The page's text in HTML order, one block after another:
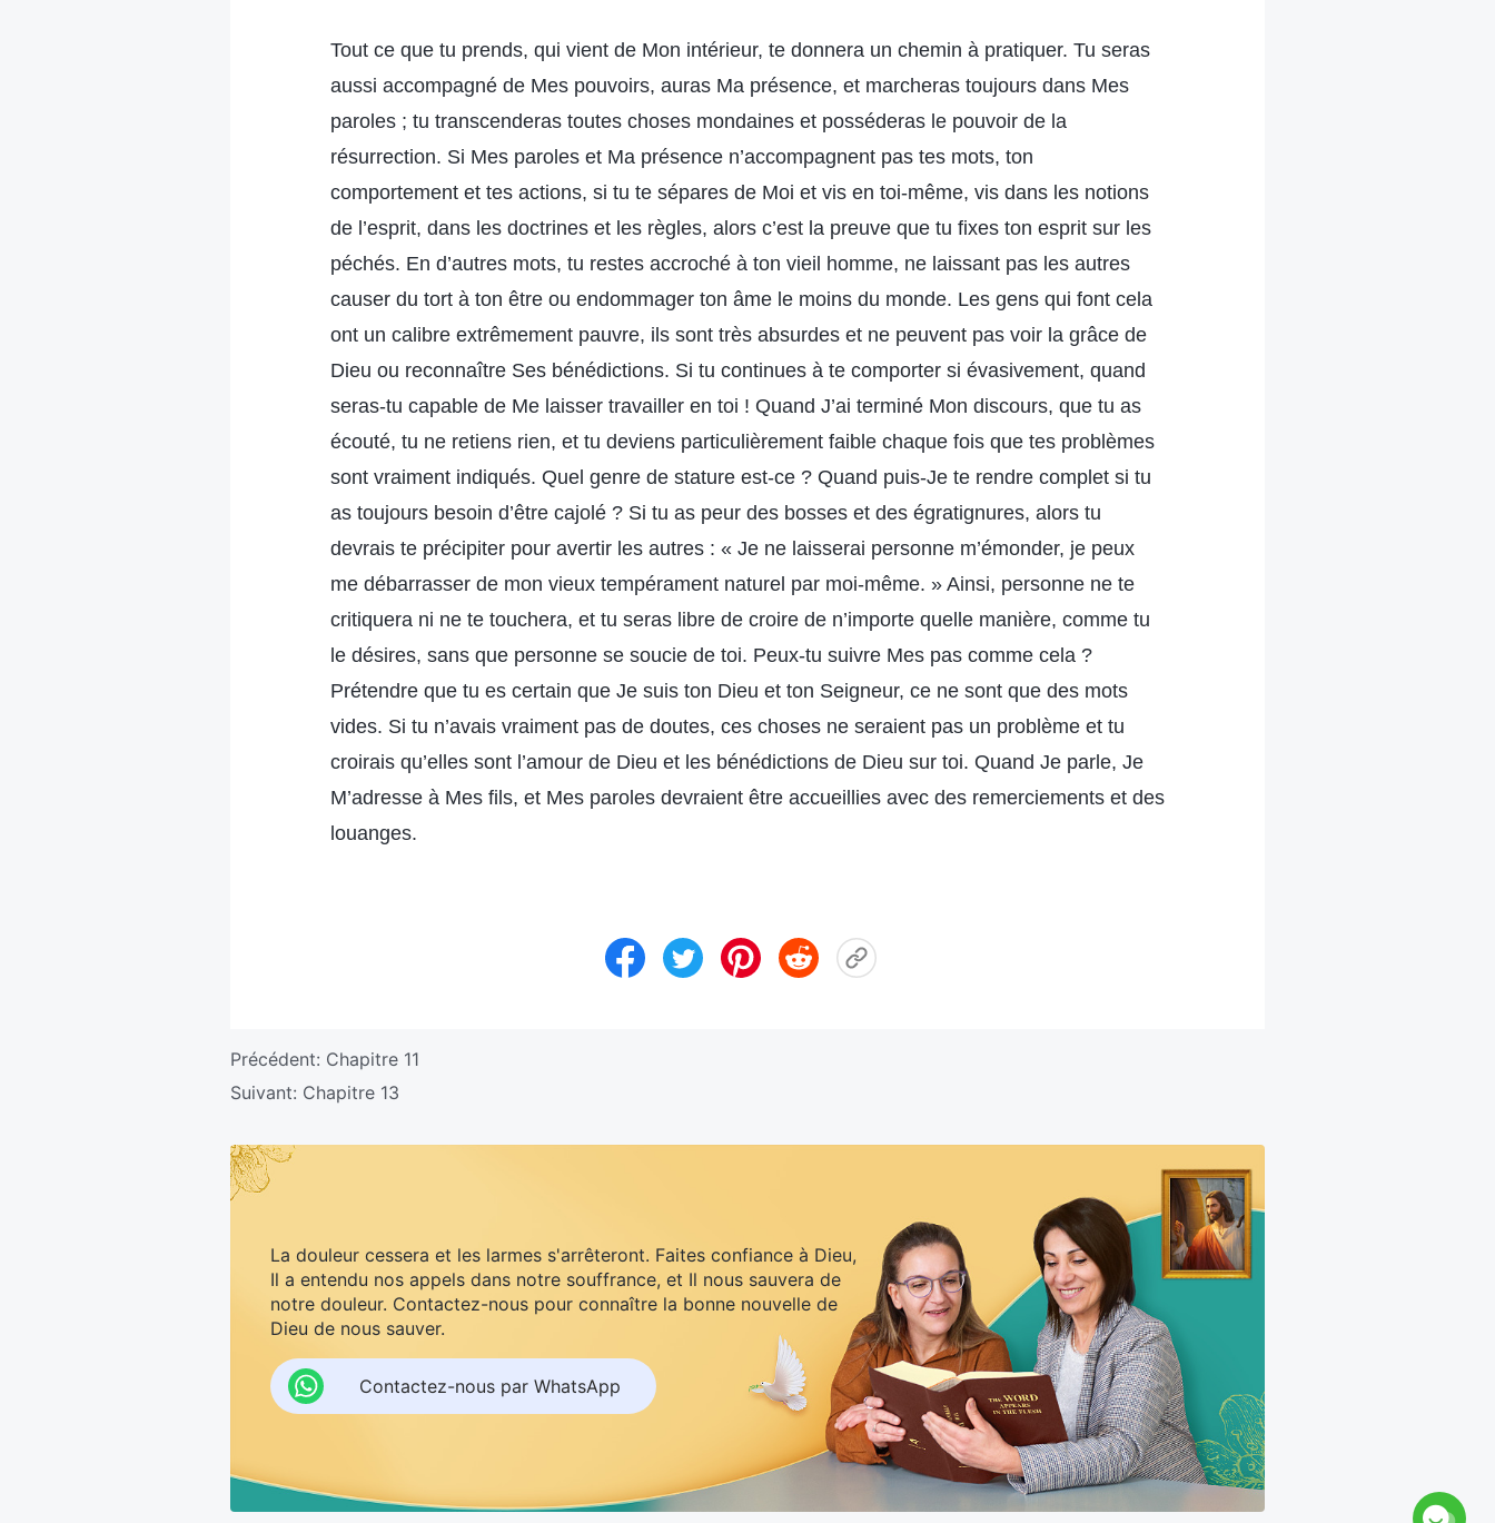
Tout ce que tu prends, qui vient de Mon intérieur, te donnera un chemin à pratiquer. Tu seras
aussi accompagné de Mes pouvoirs, auras Ma présence, et marcheras toujours dans Mes
paroles ; tu transcenderas toutes choses mondaines et posséderas le pouvoir de la
résurrection. Si Mes paroles et Ma présence n’accompagnent pas tes mots, ton
comportement et tes actions, si tu te sépares de Moi et vis en toi-même, vis dans les notions
de l’esprit, dans les doctrines et les règles, alors c’est la preuve que tu fixes ton esprit sur les
péchés. En d’autres mots, tu restes accroché à ton vieil homme, ne laissant pas les autres
causer du tort à ton être ou endommager ton âme le moins du monde. Les gens qui font cela
ont un calibre extrêmement pauvre, ils sont très absurdes et ne peuvent pas voir la grâce de
Dieu ou reconnaître Ses bénédictions. Si tu continues à te comporter si évasivement, quand
seras-tu capable de Me laisser travailler en toi ! Quand J’ai terminé Mon discours, que tu as
écouté, tu ne retiens rien, et tu deviens particulièrement faible chaque fois que tes problèmes
sont vraiment indiqués. Quel genre de stature est-ce ? Quand puis-Je te rendre complet si tu
as toujours besoin d’être cajolé ? Si tu as peur des bosses et des égratignures, alors tu
devrais te précipiter pour avertir les autres : « Je ne laisserai personne m’émonder, je peux
me débarrasser de mon vieux tempérament naturel par moi-même. » Ainsi, personne ne te
critiquera ni ne te touchera, et tu seras libre de croire de n’importe quelle manière, comme tu
le désires, sans que personne se soucie de toi. Peux-tu suivre Mes pas comme cela ?
Prétendre que tu es certain que Je suis ton Dieu et ton Seigneur, ce ne sont que des mots
vides. Si tu n’avais vraiment pas de doutes, ces choses ne seraient pas un problème et tu
croirais qu’elles sont l’amour de Dieu et les bénédictions de Dieu sur toi. Quand Je parle, Je
M’adresse à Mes fils, et Mes paroles devraient être accueillies avec des remerciements et des
louanges.
Précédent: Chapitre 11
Suivant: Chapitre 13
La douleur cessera et les larmes s'arrêteront. Faites confiance à Dieu,
Il a entendu nos appels dans notre souffrance, et Il nous sauvera de
notre douleur. Contactez-nous pour connaître la bonne nouvelle de
Dieu de nous sauver.
Contactez-nous par WhatsApp